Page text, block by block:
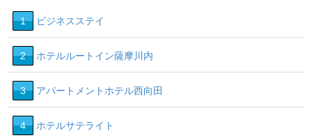
1 ビジネスステイ
2 ホテルルートイン薩摩川内
3 アパートメントホテル西向田
4 ホテルサテライト